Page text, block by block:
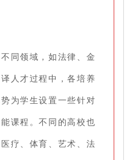
同领域，如法律、金
人才过程中，各培养
为学生设置一些针对
课程。不同的高校也
疗、体育、艺术、法